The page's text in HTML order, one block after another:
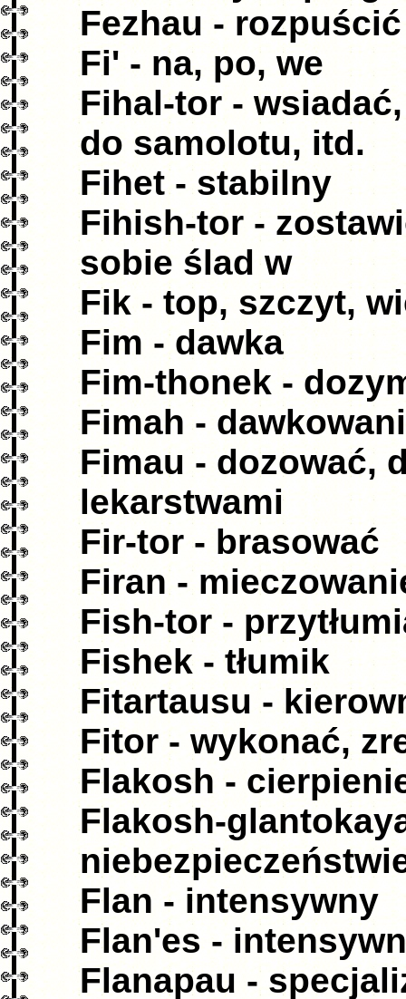
Fezhau - rozpuścić
Fi' - na, po, we
Fihal-tor -
do samolotu, itd.
Fihet - stabilny
Fihish-tor -
sobie ślad w
Fik - top, szczyt,
Fim - dawka
Fim-thonek -
Fimah -
Fimau - dozować,
lekarstwami
Fir-tor - brasować
Firan -
Fish-tor -
Fishek - tłumik
Fitartausu -
Fitor - wykonać,
Flakosh -
Flakosh-
Flan - intensywny
Flan'es -
Flanapau -